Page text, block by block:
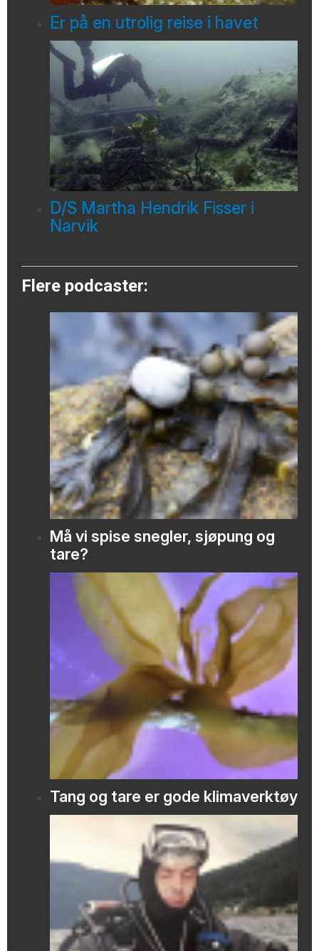
Er på en utrolig reise i havet
D/S Martha Hendrik Fisser i
Narvik
Flere podcaster:
Må vi spise snegler, sjøpung og
tare?
Tang og tare er gode klimaverktøy